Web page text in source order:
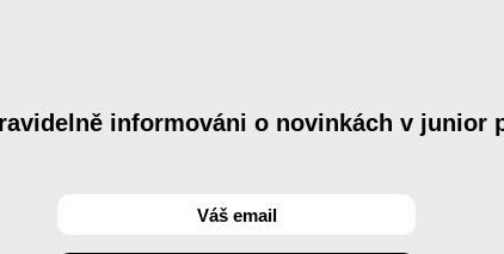
informováni o novinkách v junior